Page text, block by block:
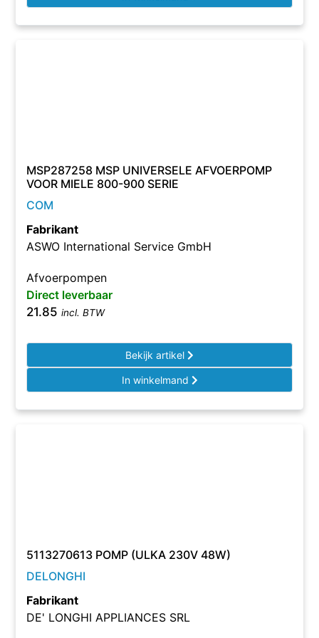
MSP287258 MSP UNIVERSELE AFVOERPOMP
VOOR MIELE 800-900 SERIE
COM
Fabrikant
ASWO International Service GmbH
Afvoerpompen
Direct leverbaar
21.85 incl. BTW
Bekijk artikel
In winkelmand
5113270613 POMP (ULKA 230V 48W)
DELONGHI
Fabrikant
DE' LONGHI APPLIANCES SRL